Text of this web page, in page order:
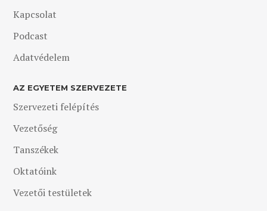
Kapcsolat
Podcast
Adatvédelem
AZ EGYETEM SZERVEZETE
Szervezeti felépítés
Vezetőség
Tanszékek
Oktatóink
Vezetői testületek